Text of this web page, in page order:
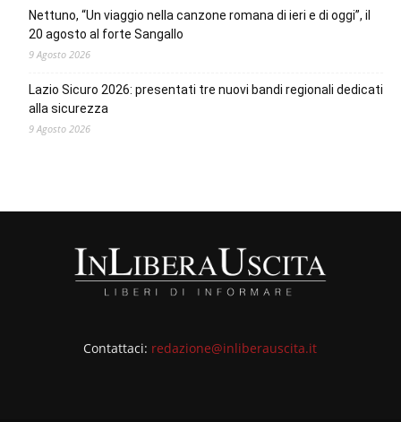
Nettuno, “Un viaggio nella canzone romana di ieri e di oggi”, il
20 agosto al forte Sangallo
9 Agosto 2026
Lazio Sicuro 2026: presentati tre nuovi bandi regionali dedicati
alla sicurezza
9 Agosto 2026
Contattaci: redazione@inliberauscita.it